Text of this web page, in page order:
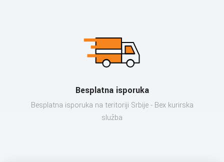
Besplatna isporuka
Besplatna isporuka na teritoriji Srbije - Bex kurirska
služba